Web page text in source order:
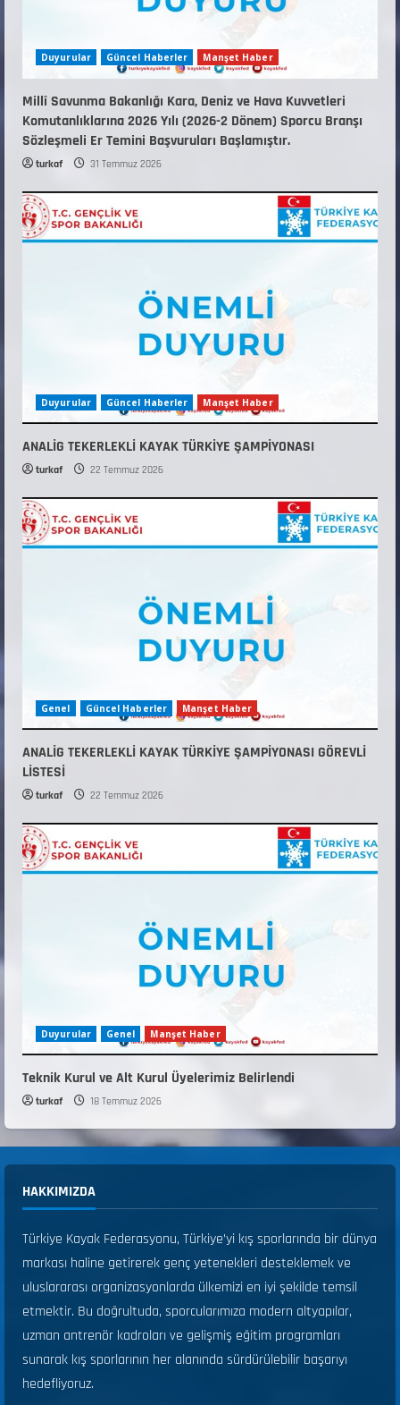
Duyurular Güncel Haberler Manşet Haber
Millî Savunma Bakanlığı Kara, Deniz ve Hava Kuvvetleri
Komutanlıklarına 2026 Yılı (2026-2 Dönem) Sporcu Branşı
Sözleşmeli Er Temini Başvuruları Başlamıştır.
turkaf 31 Temmuz 2026
Duyurular Güncel Haberler Manşet Haber
ANALİG TEKERLEKLİ KAYAK TÜRKİYE ŞAMPİYONASI
turkaf 22 Temmuz 2026
Genel Güncel Haberler Manşet Haber
ANALİG TEKERLEKLİ KAYAK TÜRKİYE ŞAMPİYONASI GÖREVLİ
LİSTESİ
turkaf 22 Temmuz 2026
Duyurular Genel Manşet Haber
Teknik Kurul ve Alt Kurul Üyelerimiz Belirlendi
turkaf 18 Temmuz 2026
HAKKIMIZDA
Türkiye Kayak Federasyonu, Türkiye’yi kış sporlarında bir dünya
markası haline getirerek genç yetenekleri desteklemek ve
uluslararası organizasyonlarda ülkemizi en iyi şekilde temsil
etmektir. Bu doğrultuda, sporcularımıza modern altyapılar,
uzman antrenör kadroları ve gelişmiş eğitim programları
sunarak kış sporlarının her alanında sürdürülebilir başarıyı
hedefliyoruz.